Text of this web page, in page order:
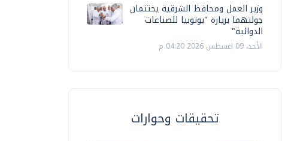
وزير العمل ومحافظ الشرقية يختتمان
جولتهما بزيارة "يوتوبيا للصناعات
الدوائية"
الأحد، 09 اغسطس 2026 04:20 م
تحقيقات وحوارات